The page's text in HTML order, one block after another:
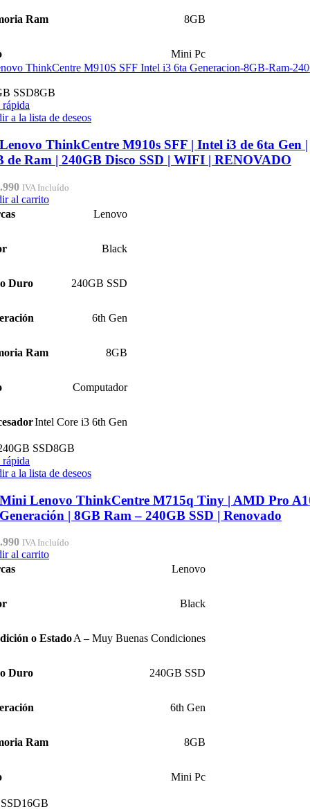
Ram 8GB
Mini Pc
SSD8GB
rápida
a la lista de deseos
ThinkCentre M910s SFF | Intel i3 de 6ta Gen |
de Ram | 240GB Disco SSD | WIFI | RENOVADO
IVA Incluído
al carrito
Lenovo
Black
Duro 240GB SSD
6th Gen
Ram 8GB
Computador
Intel Core i3 6th Gen
SSD8GB
a la lista de deseos
Lenovo ThinkCentre M715q Tiny | AMD Pro
| 8GB Ram – 240GB SSD | Renovado
IVA Incluído
al carrito
Lenovo
Black
o EstadoA – Muy Buenas Condiciones
Duro 240GB SSD
6th Gen
Ram 8GB
Mini Pc
16GB